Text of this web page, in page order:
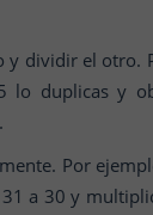
dividir el otro.
duplicas y
Por
a 30 y